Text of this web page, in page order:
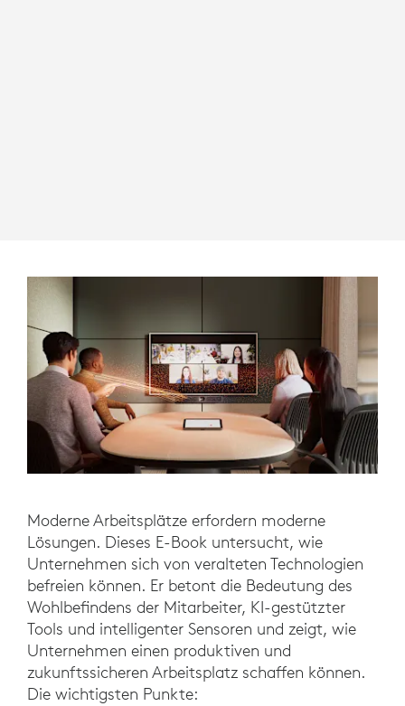
Moderne Arbeitsplätze erfordern moderne
Lösungen. Dieses E-Book untersucht, wie
Unternehmen sich von veralteten Technologien
befreien können. Er betont die Bedeutung des
Wohlbefindens der Mitarbeiter, KI-gestützter
Tools und intelligenter Sensoren und zeigt, wie
Unternehmen einen produktiven und
zukunftssicheren Arbeitsplatz schaffen können.
Die wichtigsten Punkte: